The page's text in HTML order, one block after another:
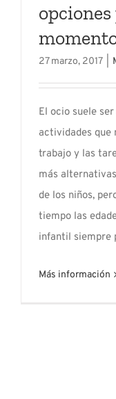
27 marzo, 2017
El ocio suele
actividades que
trabajo y las
más
de los niños,
tiempo las
infantil siempre
Más información